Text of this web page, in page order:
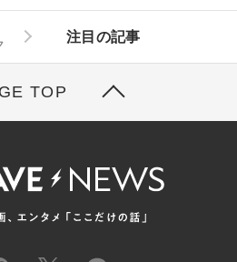
注目の記事
TOP